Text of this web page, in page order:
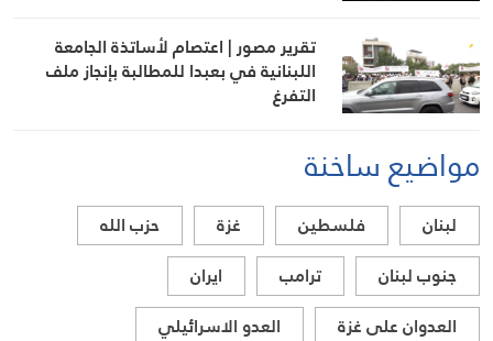
تقرير مصور | اعتصام لأساتذة الجامعة
اللبنانية في بعبدا للمطالبة بإنجاز ملف
التفرغ
مواضيع ساخنة
لبنان فلسطين غزة
حزب الله
جنوب لبنان
ترامب
ايران
العدوان على غزة
العدو الاسرائيلي